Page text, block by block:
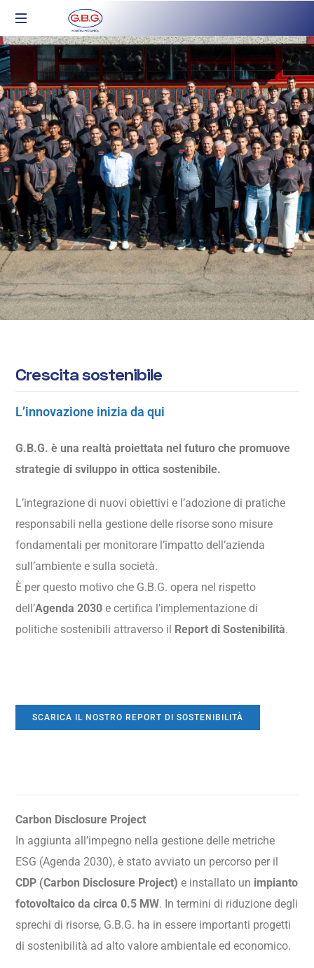
Industria
Meccanica
Crescitasostenibile
L’innovazione inizia da qui
G.B.G. è una realtà proiettata nel futuro che promuove
strategie di sviluppo in ottica sostenibile.
L’integrazione di nuovi obiettivi e l’adozione di pratiche
responsabili nella gestione delle risorse sono misure
fondamentali per monitorare l’impatto dell’azienda
sull’ambiente e sulla società.
È per questo motivo che G.B.G. opera nel rispetto
dell’Agenda 2030 e certifica l’implementazione di
politiche sostenibili attraverso il Report di Sostenibilità.
SCARICA IL NOSTRO REPORT DI SOSTENIBILITÀ
Carbon Disclosure Project​
In aggiunta all’impegno nella gestione delle metriche
ESG (Agenda 2030), è stato avviato un percorso per il
CDP (Carbon Disclosure Project) e installato un impianto
fotovoltaico da circa 0.5 MW. In termini di riduzione degli
sprechi di risorse, G.B.G. ha in essere importanti progetti
di sostenibilità ad alto valore ambientale ed economico.